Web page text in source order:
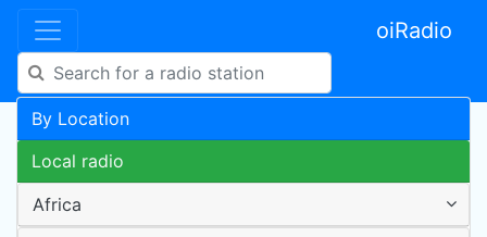
oiRadio
By Location
Local radio
Africa